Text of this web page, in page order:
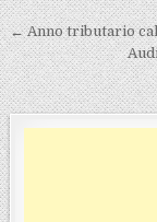
← Anno tributario